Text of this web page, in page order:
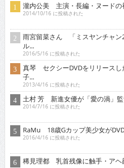
瀧内公美 主演・長編・ヌードの
2014/10/16 に投稿された
雨宮留菜さん 「ミスヤンチャン
ル...
2016/5/16 に投稿された
真琴 セクシーDVDをリリースし
子...
2013/4/16 に投稿された
土村 芳 新進女優が「愛の渦」監
2014/7/16 に投稿された
RaMu 18歳Gカップ美少女が
2016/4/16 に投稿された
稀見理都 乳首残像に触手・ア